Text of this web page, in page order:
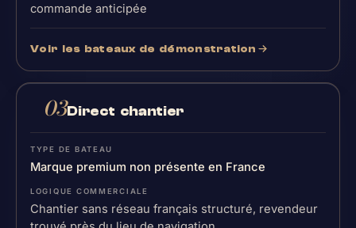
commande anticipée
Voir les bateaux de démonstration
03Direct chantier
Marque premium non présente en France
Chantier sans réseau français structuré, revendeur